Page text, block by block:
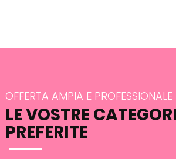
OFFERTA AMPIA E
LE VOSTRE
PREFERITE